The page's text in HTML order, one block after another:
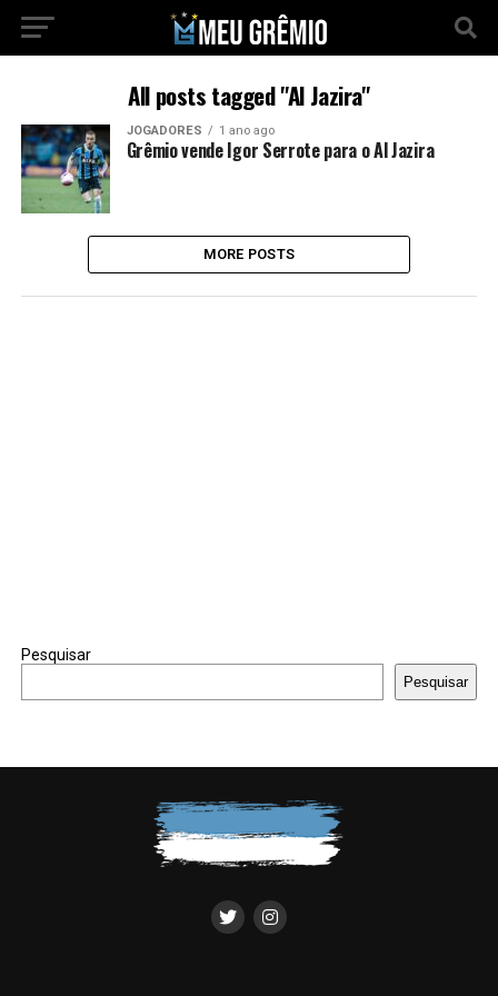
All posts tagged "Al Jazira"
JOGADORES 1 ano ago
Grêmio vende Igor Serrote para o Al Jazira
MORE POSTS
Pesquisar
Pesquisar